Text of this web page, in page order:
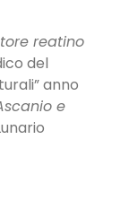
reatino
del
anno
e